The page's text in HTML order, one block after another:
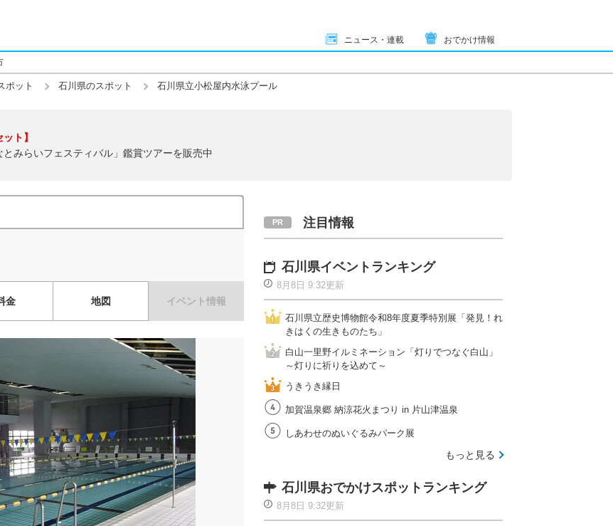
ニュース・連載 おでかけ情報
ポット 石川県のスポット 石川県立小松屋内水泳プール
ト】
みらいフェスティバル」鑑賞ツアーを販売中
金 地図 イベント情報
注目情報
石川県イベントランキング
8月8日 9:32更新
石川県立歴史博物館令和8年度夏季特別展「発見！れ
きはくの生きものたち」
白山一里野イルミネーション「灯りでつなぐ白山」
～灯りに祈りを込めて～
うきうき縁日
加賀温泉郷 納涼花火まつり in 片山津温泉
しあわせのぬいぐるみパーク展
もっと見る
石川県おでかけスポットランキング
8月8日 9:32更新